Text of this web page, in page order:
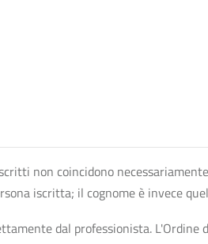
non coincidono
iscritta; il cognome è invece
dal professionista.